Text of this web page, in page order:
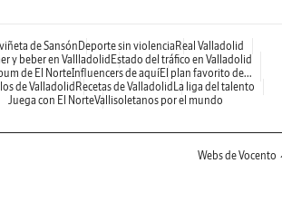
de Sansón Deporte sin violencia Real Valladolid
y beber en Vallladolid Estado del tráfico en Valladolid
de El NorteInfluencers de aquíEl plan favorito de...
de Valladolid Recetas de Valladolid La liga del talento
Juega con El NorteVallisoletanos por el mundo
Webs de Vocento